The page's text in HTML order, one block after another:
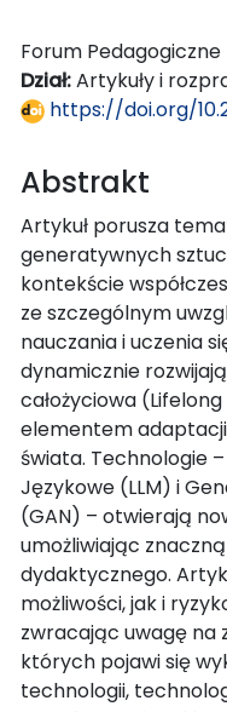
Forum Pedagogiczne
Dział:Artykuły i
https://doi.org/
Abstrakt
Artykuł porusza
generatywnych
kontekście
ze szczególnym
nauczania i uczenia
dynamicznie
całożyciowa
elementem
świata. Technologie
Językowe (LLM) i
(GAN) – otwierają
umożliwiając
dydaktycznego.
możliwości, jak i
zwracając uwagę na
których pojawi się
technologii,